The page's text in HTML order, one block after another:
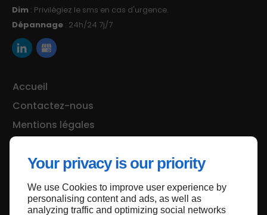
Your privacy is our priority
We use Cookies to improve user experience by
personalising content and ads, as well as
analyzing traffic and optimizing social networks
Dim : Privilégiez le sms en cas d'urgence.
Dépannage : 24h/24 7j/7
Accueil
Contactez-nous
Mentions légales
Haut de page